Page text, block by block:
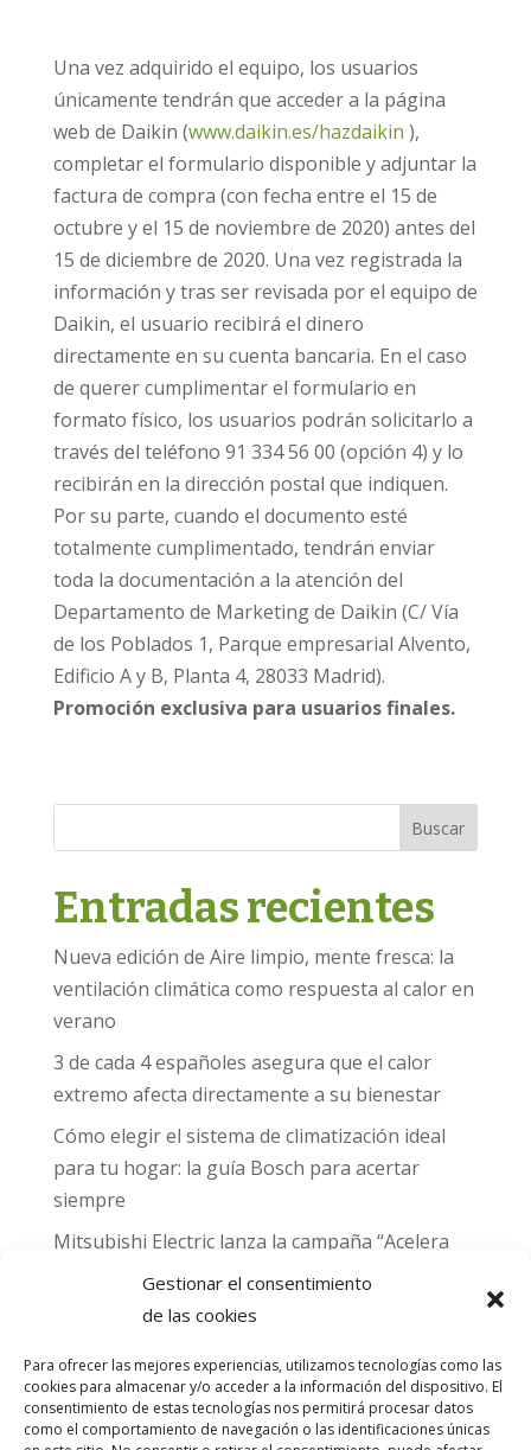
Gestionar el consentimiento
de las cookies
Para ofrecer las mejores experiencias, utilizamos tecnologías como las
cookies para almacenar y/o acceder a la información del dispositivo. El
consentimiento de estas tecnologías nos permitirá procesar datos
como el comportamiento de navegación o las identificaciones únicas
Una vez adquirido el equipo, los usuarios
únicamente tendrán que acceder a la página
web de Daikin (www.daikin.es/hazdaikin ),
completar el formulario disponible y adjuntar la
factura de compra (con fecha entre el 15 de
octubre y el 15 de noviembre de 2020) antes del
15 de diciembre de 2020. Una vez registrada la
información y tras ser revisada por el equipo de
Daikin, el usuario recibirá el dinero
directamente en su cuenta bancaria. En el caso
de querer cumplimentar el formulario en
formato físico, los usuarios podrán solicitarlo a
través del teléfono 91 334 56 00 (opción 4) y lo
recibirán en la dirección postal que indiquen.
Por su parte, cuando el documento esté
totalmente cumplimentado, tendrán enviar
toda la documentación a la atención del
Departamento de Marketing de Daikin (C/ Vía
de los Poblados 1, Parque empresarial Alvento,
Edificio A y B, Planta 4, 28033 Madrid).
Promoción exclusiva para usuarios finales.
Buscar
Entradas recientes
Nueva edición de Aire limpio, mente fresca: la
ventilación climática como respuesta al calor en
verano
3 de cada 4 españoles asegura que el calor
extremo afecta directamente a su bienestar
Cómo elegir el sistema de climatización ideal
para tu hogar: la guía Bosch para acertar
siempre
Mitsubishi Electric lanza la campaña “Acelera
hacia MADRID 2026” y premia con entradas
para el Gran Premio de Fórmula 1 de Madrid
sello CO₂ Nulo: confort real, salud y
descarbonización en una sola vivienda